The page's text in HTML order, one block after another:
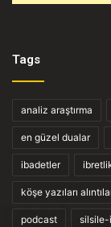
Tags
analiz araştırma
en güzel dualar
ibadetler
köşe yazıları
podcast silsile-